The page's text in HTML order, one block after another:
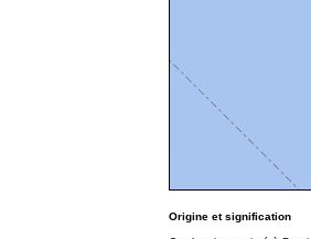
Origine et signification